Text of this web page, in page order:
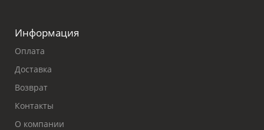
Информация
Оплата
Доставка
Возврат
Контакты
О компании